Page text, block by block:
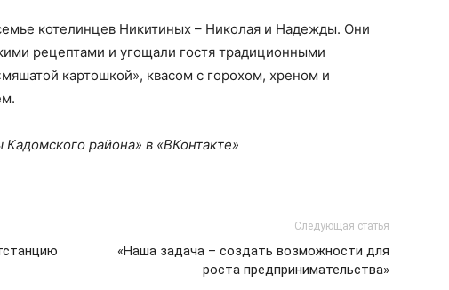
котелинцев Никитиных – Николая и Надежды. Они
рецептами и угощали гостя традиционными
картошкой», квасом с горохом, хреном и
района» в «ВКонтакте»
Следующая статья
«Наша задача – создать возможности для
роста предпринимательства»